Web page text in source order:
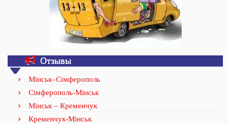
Отзывы
Мінськ–Сімферополь
Сімферополь-Мінськ
Мінськ – Кременчук
Кременчук-Мінськ